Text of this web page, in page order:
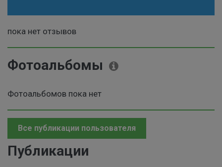
пока нет отзывов
Фотоальбомы
Фотоальбомов пока нет
Все публикации пользователя
Публикации